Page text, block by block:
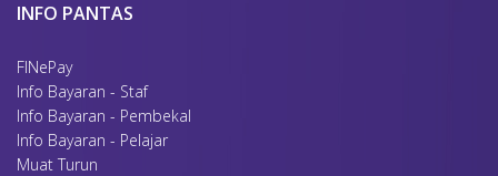
INFO PANTAS
FINePay
Info Bayaran - Staf
Info Bayaran - Pembekal
Info Bayaran - Pelajar
Muat Turun